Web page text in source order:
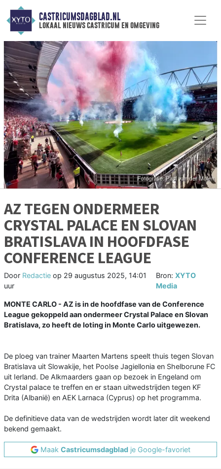
CASTRICUMSDAGBLAD.NL
lokaal nieuws castricum en omgeving
AZ TEGEN ONDERMEER
CRYSTAL PALACE EN SLOVAN
BRATISLAVA IN HOOFDFASE
CONFERENCE LEAGUE
Door Redactie op 29 augustus 2025, 14:01
uur
Bron: XYTO
Media
MONTE CARLO - AZ is in de hoofdfase van de Conference
League gekoppeld aan ondermeer Crystal Palace en Slovan
Bratislava, zo heeft de loting in Monte Carlo uitgewezen.
De ploeg van trainer Maarten Martens speelt thuis tegen Slovan
Bratislava uit Slowakije, het Poolse Jagiellonia en Shelborune FC
uit Ierland. De Alkmaarders gaan op bezoek in Engeland om
Crystal palace te treffen en er staan uitwedstrijden tegen KF
Drita (Albanië) en AEK Larnaca (Cyprus) op het programma.
De definitieve data van de wedstrijden wordt later dit weekend
bekend gemaakt.
Maak Castricumsdagblad je Google-favoriet